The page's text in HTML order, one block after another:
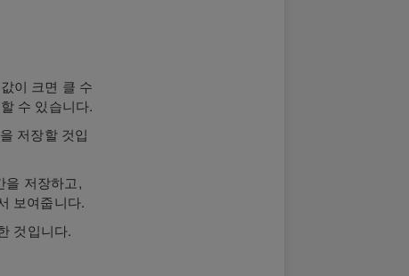
이 크면 클 수
수 있습니다.
저장할 것입
을 저장하고,
보여줍니다.
것입니다.